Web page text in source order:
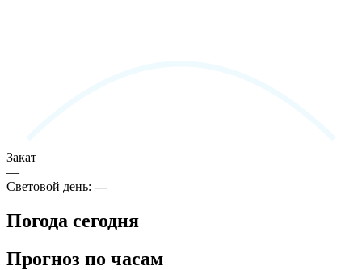
Закат
—
Световой день:—
Погода сегодня
Прогноз по часам